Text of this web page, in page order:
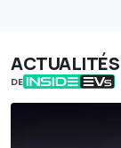
ACTUALITÉS
DE